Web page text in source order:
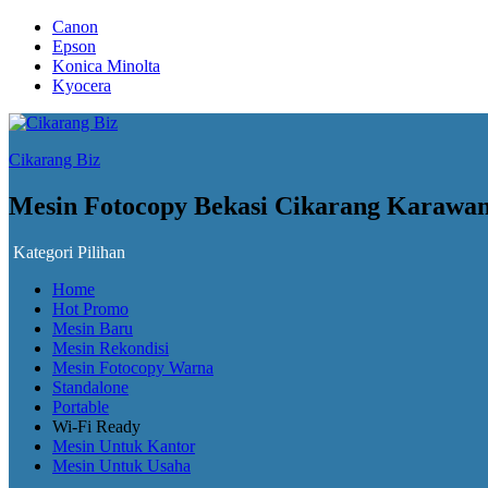
Canon
Epson
Konica Minolta
Kyocera
Cikarang Biz
Mesin Fotocopy Bekasi Cikarang
Kategori Pilihan
Home
Hot Promo
Mesin Baru
Mesin Rekondisi
Mesin Fotocopy Warna
Standalone
Portable
Wi-Fi Ready
Mesin Untuk Kantor
Mesin Untuk Usaha